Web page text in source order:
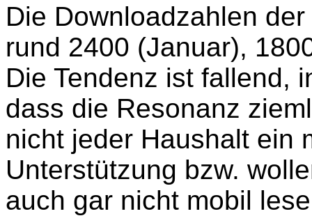
Die Downloadzahlen
rund 2400 (Januar),
Die Tendenz ist fallend,
dass die Resonanz
nicht jeder Haushalt ein
Unterstützung bzw.
auch gar nicht mobil